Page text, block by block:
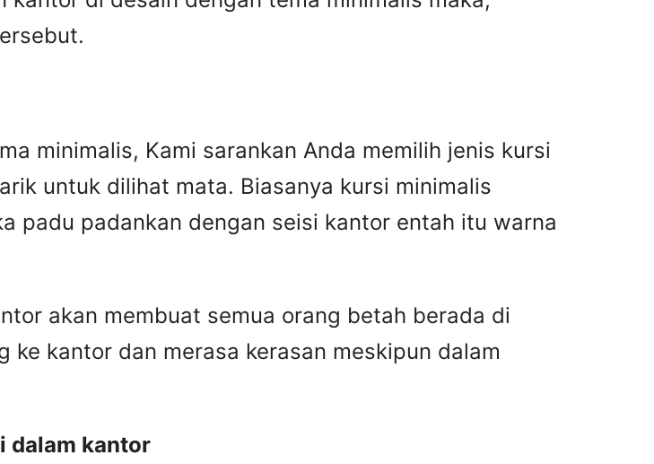
minimalis, Kami sarankan Anda memilih jenis kursi
untuk dilihat mata. Biasanya kursi minimalis
padu padankan dengan seisi kantor entah itu warna
akan membuat semua orang betah berada di
kantor dan merasa kerasan meskipun dalam
dalam kantor